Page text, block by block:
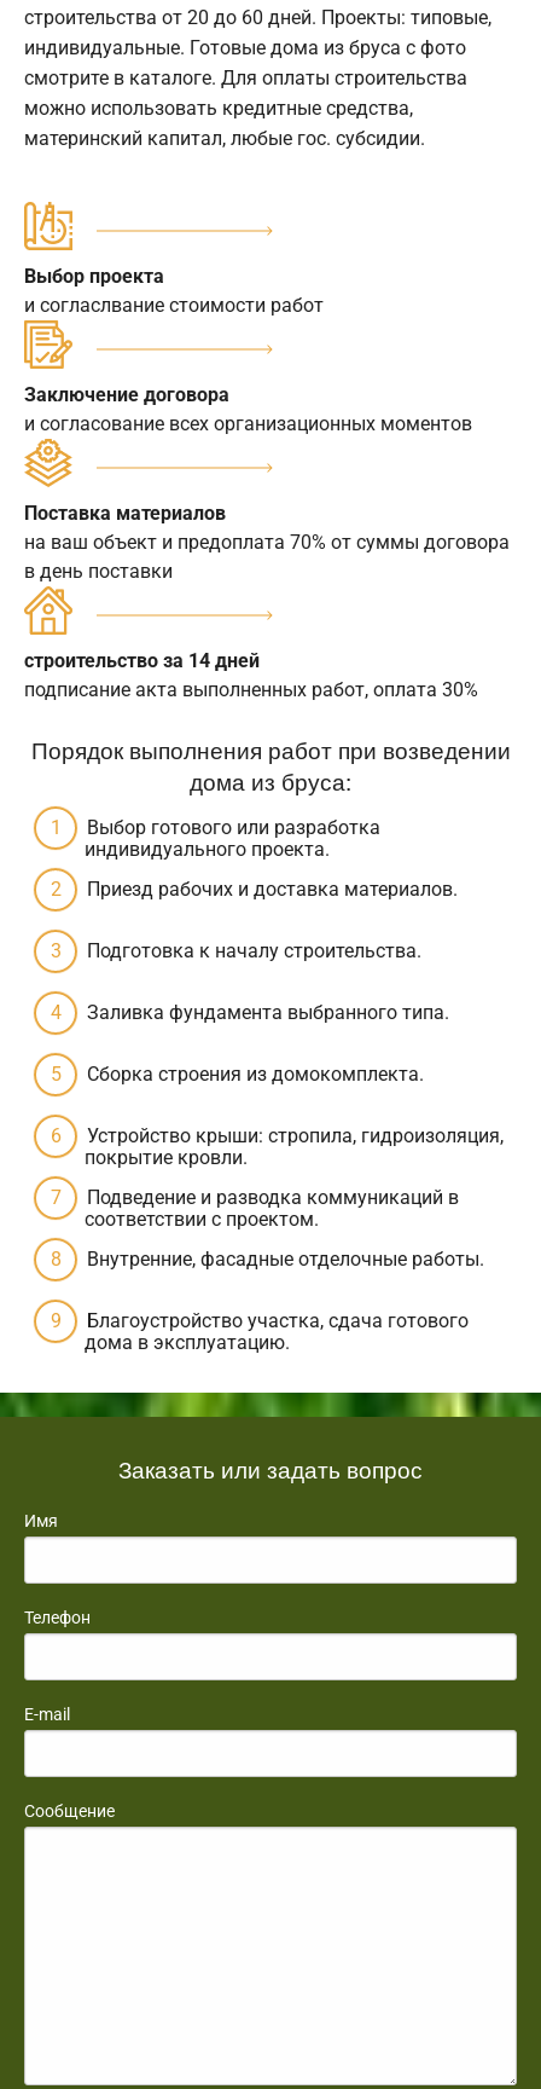
строительства от 20 до 60 дней. Проекты: типовые,
индивидуальные. Готовые дома из бруса с фото
смотрите в каталоге. Для оплаты строительства
можно использовать кредитные средства,
материнский капитал, любые гос. субсидии.
Выбор проекта
и согласлвание стоимости работ
Заключение договора
и согласование всех организационных моментов
Поставка материалов
на ваш объект и предоплата 70% от суммы договора
в день поставки
строительство за 14 дней
подписание акта выполненных работ, оплата 30%
Порядок выполнения работ при возведении
дома из бруса:
Выбор готового или разработка
индивидуального проекта.
Приезд рабочих и доставка материалов.
Подготовка к началу строительства.
Заливка фундамента выбранного типа.
Сборка строения из домокомплекта.
Устройство крыши: стропила, гидроизоляция,
покрытие кровли.
Подведение и разводка коммуникаций в
соответствии с проектом.
Внутренние, фасадные отделочные работы.
Благоустройство участка, сдача готового
дома в эксплуатацию.
Заказать или задать вопрос
Имя
Телефон
E-mail
Сообщение